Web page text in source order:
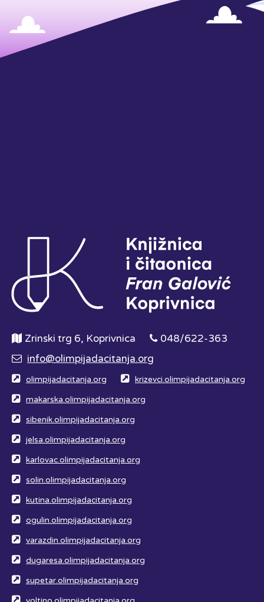
Zrinski trg 6, Koprivnica
048/622-363
info@olimpijadacitanja.org
olimpijadacitanja.org krizevci.olimpijadacitanja.org
makarska.olimpijadacitanja.org
sibenik.olimpijadacitanja.org
jelsa.olimpijadacitanja.org
karlovac.olimpijadacitanja.org
solin.olimpijadacitanja.org
kutina.olimpijadacitanja.org
ogulin.olimpijadacitanja.org
varazdin.olimpijadacitanja.org
dugaresa.olimpijadacitanja.org
supetar.olimpijadacitanja.org